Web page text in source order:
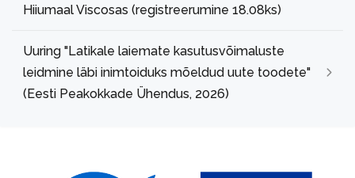
Hiiumaal Viscosas (registreerumine 18.08ks)
Uuring "Latikale laiemate kasutusvõimaluste
leidmine läbi inimtoiduks mõeldud uute toodete"
(Eesti Peakokkade Ühendus, 2026)